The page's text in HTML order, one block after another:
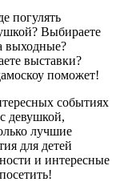
погулять
Выбираете
выходные?
выставки?
поможет!
событиях
девушкой,
лучшие
для детей
и интересные